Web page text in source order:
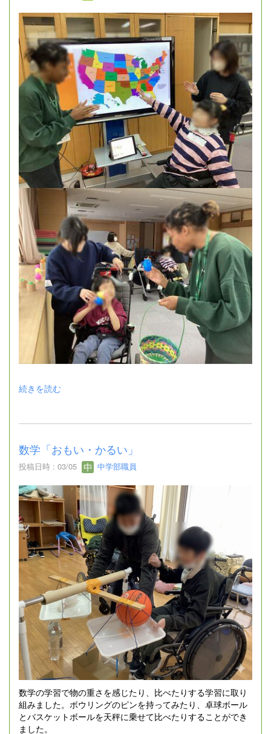
続きを読む
数学「おもい・かるい」
投稿日時 : 03/05 中学部職員
数学の学習で物の重さを感じたり、比べたりする学習に取り
組みました。ボウリングのピンを持ってみたり、卓球ボール
とバスケットボールを天秤に乗せて比べたりすることができ
ました。